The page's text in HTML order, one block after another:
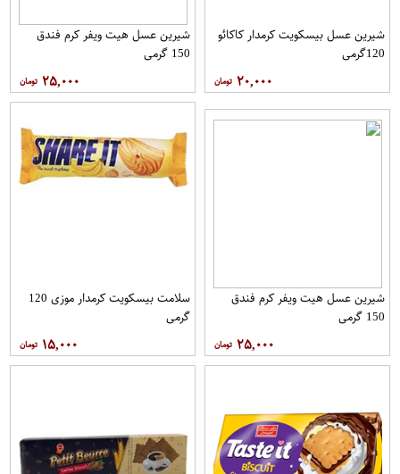
شیرین عسل بیسکویت کرمدار کاکائو
120گرمی
۲۰,۰۰۰
شیرین عسل هیت ویفر کرم فندق
150 گرمی
۲۵,۰۰۰
شیرین عسل هیت ویفر کرم فندق
150 گرمی
۲۵,۰۰۰
سلامت بیسکویت کرمدار موزی 120
گرمی
۱۵,۰۰۰